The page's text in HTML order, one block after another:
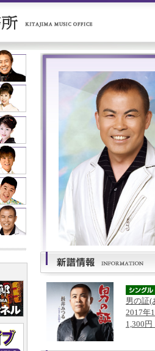
男の証(
2017年
1,300